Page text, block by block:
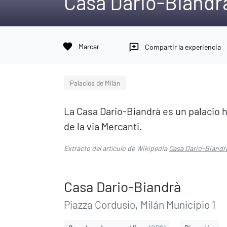
favorite Marcar reviews Compartir la experiencia
Palacios de Milán
La Casa Dario-Biandrà es un palacio
de la via Mercanti.
Extracto del artículo de WikipediaCasa Dario-
Casa Dario-Biandrà
Piazza Cordusio, Milán Municipio 1